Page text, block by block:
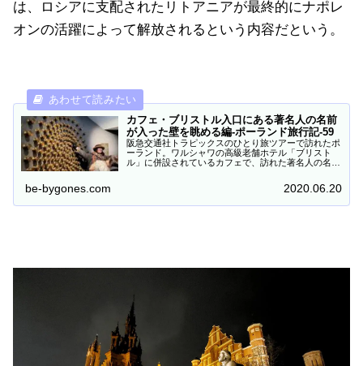
は、ロシアに支配されたリトアニアが最終的にナポレ
オンの活躍によって解放されるという内容だという。
カフェ・ブリストル入口にある著名人の名前
が入った壁を眺める編-ポーランド旅行記-59
阪急交通社トラピックスのひとり旅ツアーで訪れたポ
ーランド。ワルシャワの高級老舗ホテル「ブリスト
ル」に併設されているカフェで、訪れた著名人の名前
be-bygones.com 2020.06.20